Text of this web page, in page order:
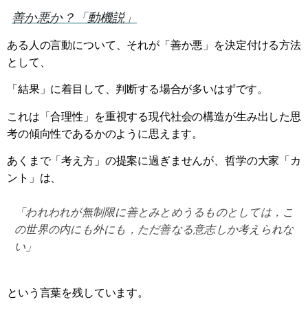
善か悪か？「動機説」
ある人の言動について、それが「善か悪」を決定付ける方法
として、
「結果」に着目して、判断する場合が多いはずです。
これは「合理性」を重視する現代社会の構造が生み出した思
考の傾向性であるかのように思えます。
あくまで「考え方」の提案に過ぎませんが、哲学の大家「カ
ント」は、
「われわれが無制限に善とみとめうるものとしては，こ
の世界の内にも外にも，ただ善なる意志しか考えられな
い」
という言葉を残しています。